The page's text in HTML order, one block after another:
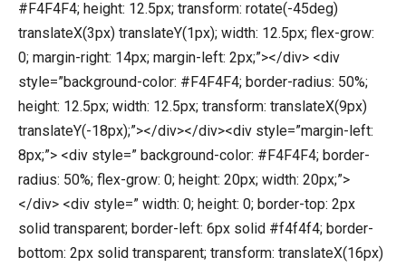
#F4F4F4; height: 12.5px; transform: rotate(-45deg)
translateX(3px) translateY(1px); width: 12.5px; flex-grow:
0; margin-right: 14px; margin-left: 2px;”></div> <div
style=”background-color: #F4F4F4; border-radius: 50%;
height: 12.5px; width: 12.5px; transform: translateX(9px)
translateY(-18px);”></div></div><div style=”margin-left:
8px;”> <div style=” background-color: #F4F4F4; border-
radius: 50%; flex-grow: 0; height: 20px; width: 20px;”>
</div> <div style=” width: 0; height: 0; border-top: 2px
solid transparent; border-left: 6px solid #f4f4f4; border-
bottom: 2px solid transparent; transform: translateX(16px)